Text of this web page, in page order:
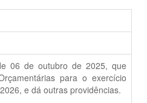
06 de outubro de 2025, que
para o exercício
e dá outras providências.